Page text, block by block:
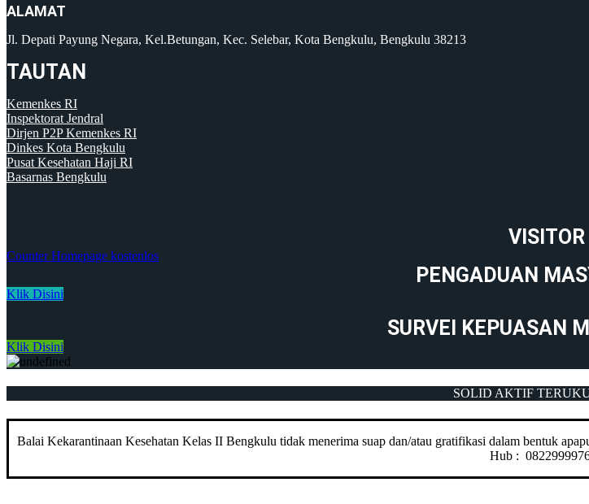
ALAMAT
Jl. Depati Payung Negara, Kel.Betungan, Kec. Selebar, Kota Bengkulu, Bengkulu 38213
TAUTAN
Kemenkes RI
Inspektorat Jendral
Dirjen P2P Kemenkes RI
Dinkes Kota Bengkulu
Pusat Kesehatan Haji RI
Basarnas Bengkulu
VISITOR
Counter Homepage kostenlos
PENGADUAN
Klik Disini
SURVEI KEPUASAN
Klik Disini
SOLID AKTIF
Balai Kekarantinaan Kesehatan Kelas II Bengkulu tidak menerima suap dan/atau gratifikasi dalam bentuk
Hub :